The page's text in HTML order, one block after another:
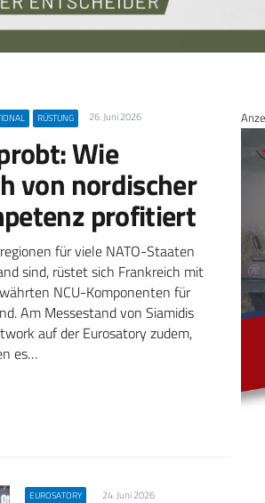
RÜSTUNG 26. Juni 2026
Wie
von nordischer
profitiert
für viele NATO-Staaten
sind, rüstet sich Frankreich mit
NCU-Komponenten für
Am Messestand von Siamidis
auf der Eurosatory zudem,
es…
EUROSATORY 24. Juni 2026